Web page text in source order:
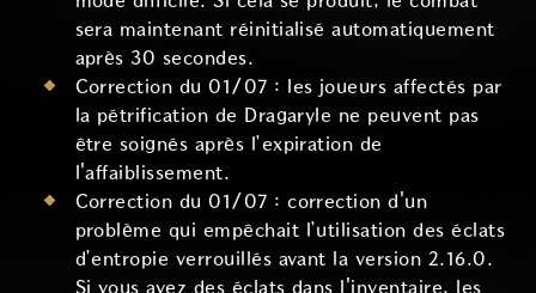
sera maintenant réinitialisé automatiquement
après 30 secondes.
Correction du 01/07 : les joueurs affectés par
la pétrification de Dragaryle ne peuvent pas
être soignés après l’expiration de
l'affaiblissement.
Correction du 01/07 : correction d'un
problème qui empêchait l’utilisation des éclats
d’entropie verrouillés avant la version 2.16.0.
Si vous avez des éclats dans l'inventaire, les